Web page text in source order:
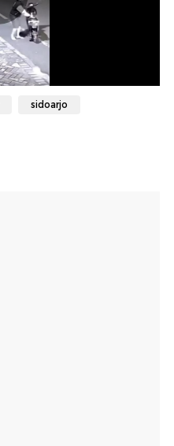
sidoarjo